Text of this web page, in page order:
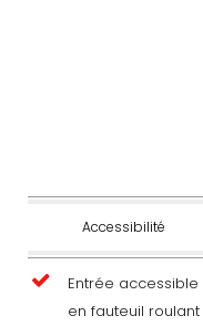
Accessibilité
Entrée accessible
en fauteuil roulant